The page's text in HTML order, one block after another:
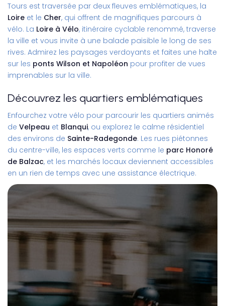
Tours est traversée par deux fleuves emblématiques, la
Loire et le Cher, qui offrent de magnifiques parcours à
vélo. La Loire à Vélo, itinéraire cyclable renommé, traverse
la ville et vous invite à une balade paisible le long de ses
rives. Admirez les paysages verdoyants et faites une halte
sur les ponts Wilson et Napoléon pour profiter de vues
imprenables sur la ville.
Découvrez les quartiers emblématiques
Enfourchez votre vélo pour parcourir les quartiers animés
de Velpeau et Blanqui, ou explorez le calme résidentiel
des environs de Sainte-Radegonde. Les rues piétonnes
du centre-ville, les espaces verts comme le parc Honoré
de Balzac, et les marchés locaux deviennent accessibles
en un rien de temps avec une assistance électrique.